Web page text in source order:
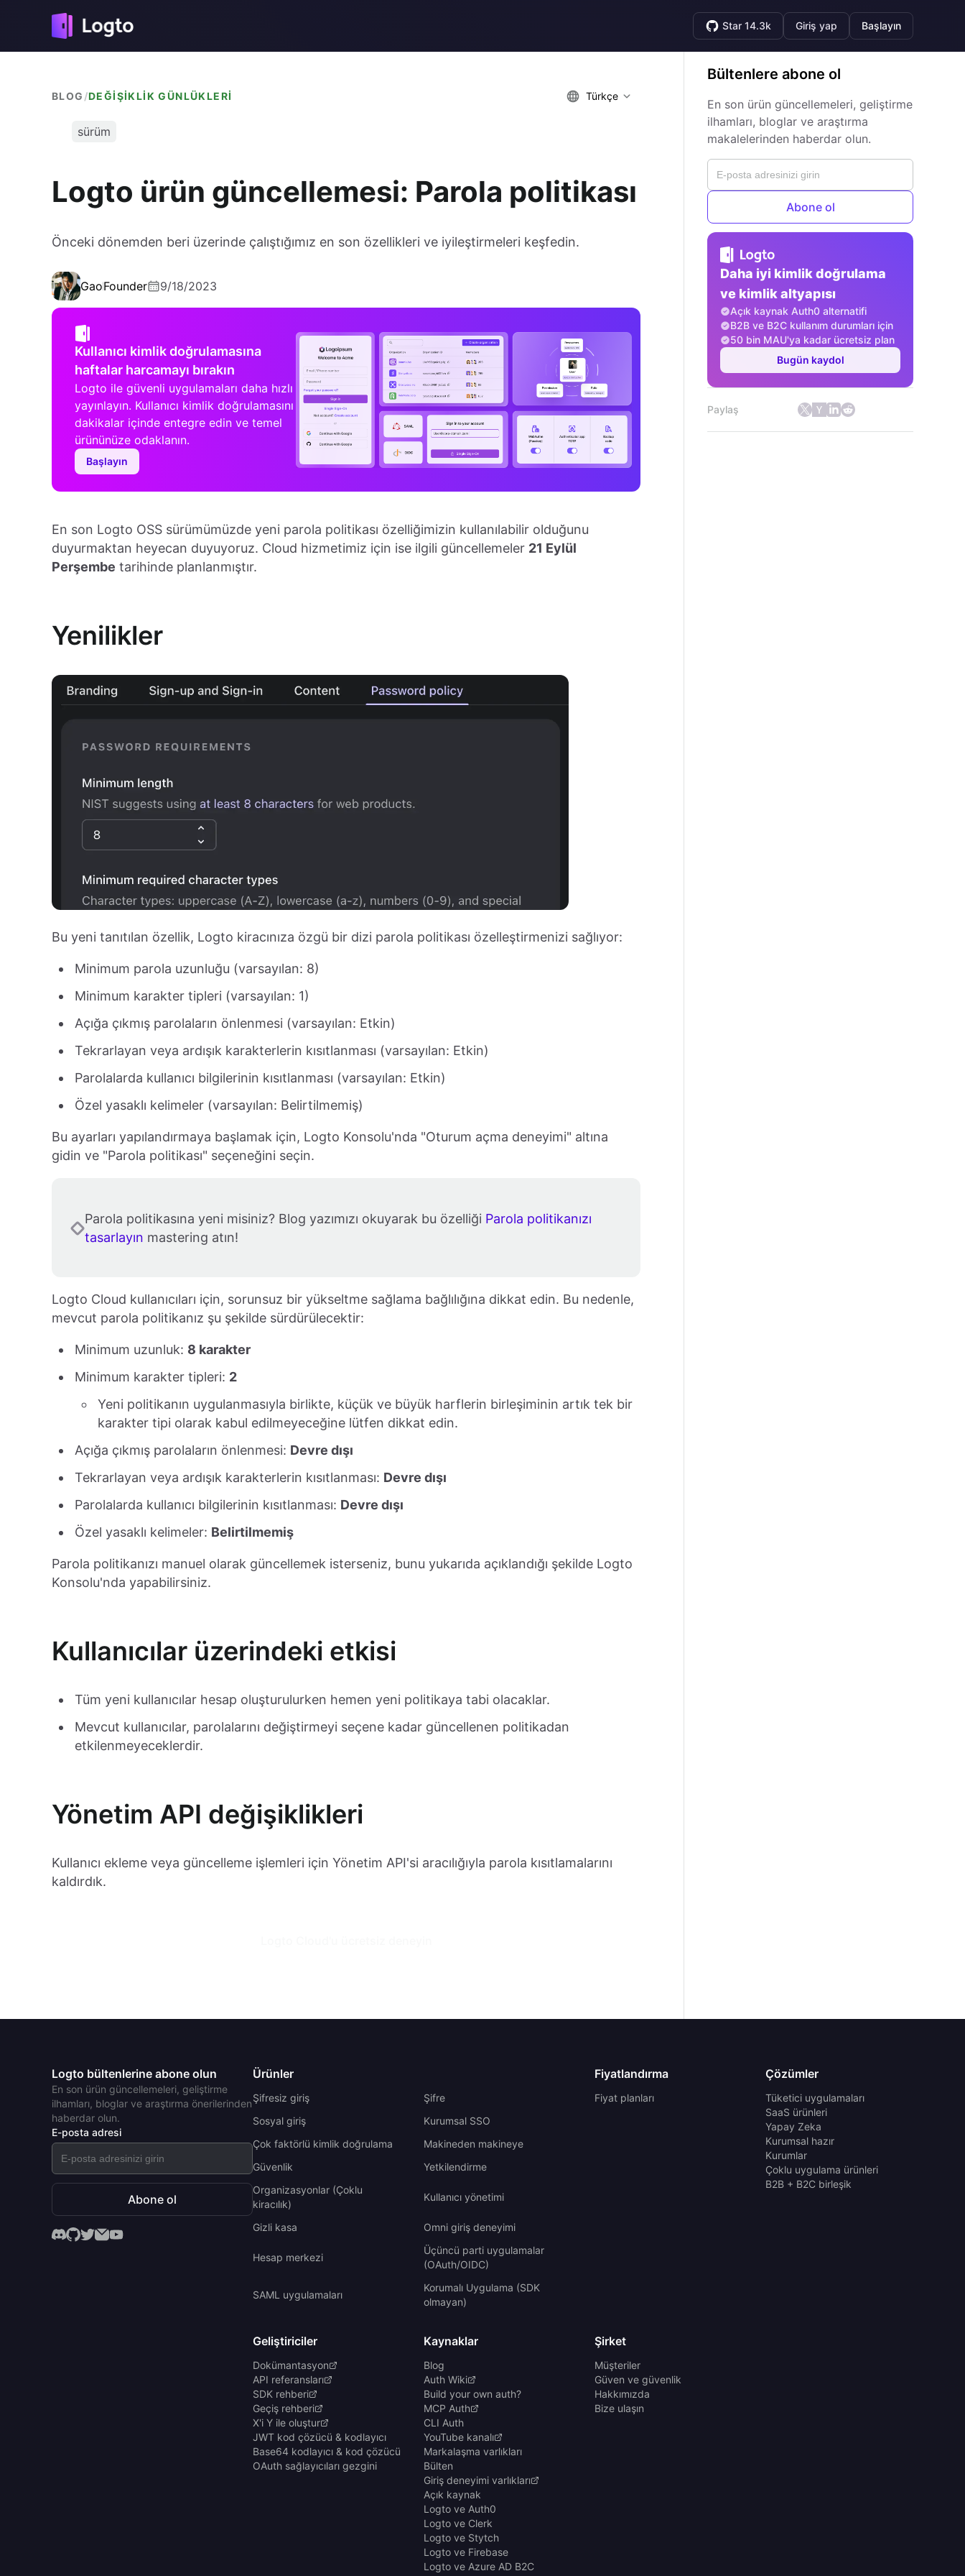
Star 14.3k Giriş yap Başlayın
BLOG /DEĞIŞIKLIK GÜNLÜKLERI Türkçe
sürüm
Logto ürün güncellemesi: Parola politikası
Önceki dönemden beri üzerinde çalıştığımız en son özellikleri ve iyileştirmeleri keşfedin.
GaoFounder 9/18/2023
Kullanıcı kimlik doğrulamasına
haftalar harcamayı bırakın
Logto ile güvenli uygulamaları daha hızlı
yayınlayın. Kullanıcı kimlik doğrulamasını
dakikalar içinde entegre edin ve temel
ürününüze odaklanın.
Başlayın
En son Logto OSS sürümümüzde yeni parola politikası özelliğimizin kullanılabilir olduğunu
duyurmaktan heyecan duyuyoruz. Cloud hizmetimiz için ise ilgili güncellemeler 21 Eylül
Perşembe tarihinde planlanmıştır.
Yenilikler
Bu yeni tanıtılan özellik, Logto kiracınıza özgü bir dizi parola politikası özelleştirmenizi sağlıyor:
Minimum parola uzunluğu (varsayılan: 8)
Minimum karakter tipleri (varsayılan: 1)
Açığa çıkmış parolaların önlenmesi (varsayılan: Etkin)
Tekrarlayan veya ardışık karakterlerin kısıtlanması (varsayılan: Etkin)
Parolalarda kullanıcı bilgilerinin kısıtlanması (varsayılan: Etkin)
Özel yasaklı kelimeler (varsayılan: Belirtilmemiş)
Bu ayarları yapılandırmaya başlamak için, Logto Konsolu'nda "Oturum açma deneyimi" altına
gidin ve "Parola politikası" seçeneğini seçin.
Parola politikasına yeni misiniz? Blog yazımızı okuyarak bu özelliği Parola politikanızı
tasarlayın mastering atın!
Logto Cloud kullanıcıları için, sorunsuz bir yükseltme sağlama bağlılığına dikkat edin. Bu nedenle,
mevcut parola politikanız şu şekilde sürdürülecektir:
Minimum uzunluk: 8 karakter
Minimum karakter tipleri: 2
Yeni politikanın uygulanmasıyla birlikte, küçük ve büyük harflerin birleşiminin artık tek bir
karakter tipi olarak kabul edilmeyeceğine lütfen dikkat edin.
Açığa çıkmış parolaların önlenmesi: Devre dışı
Tekrarlayan veya ardışık karakterlerin kısıtlanması: Devre dışı
Parolalarda kullanıcı bilgilerinin kısıtlanması: Devre dışı
Özel yasaklı kelimeler: Belirtilmemiş
Parola politikanızı manuel olarak güncellemek isterseniz, bunu yukarıda açıklandığı şekilde Logto
Konsolu'nda yapabilirsiniz.
Kullanıcılar üzerindeki etkisi
Tüm yeni kullanıcılar hesap oluşturulurken hemen yeni politikaya tabi olacaklar.
Mevcut kullanıcılar, parolalarını değiştirmeyi seçene kadar güncellenen politikadan
etkilenmeyeceklerdir.
Yönetim API değişiklikleri
Kullanıcı ekleme veya güncelleme işlemleri için Yönetim API'si aracılığıyla parola kısıtlamalarını
kaldırdık.
Bültenlere abone ol
En son ürün güncellemeleri, geliştirme
ilhamları, bloglar ve araştırma
makalelerinden haberdar olun.
Abone ol
Daha iyi kimlik doğrulama
ve kimlik altyapısı
Açık kaynak Auth0 alternatifi
B2B ve B2C kullanım durumları için
50 bin MAU'ya kadar ücretsiz plan
Bugün kaydol
Paylaş
Logto bültenlerine abone olun
En son ürün güncellemeleri, geliştirme
ilhamları, bloglar ve araştırma önerilerinden
haberdar olun.
E-posta adresi
Abone ol
Ürünler
Şifresiz giriş
Şifre
Sosyal giriş
Kurumsal SSO
Çok faktörlü kimlik doğrulama
Makineden makineye
Güvenlik
Yetkilendirme
Organizasyonlar (Çoklu
kiracılık)
Kullanıcı yönetimi
Gizli kasa Omni giriş deneyimi
Hesap merkezi
Üçüncü parti uygulamalar
(OAuth/OIDC)
SAML uygulamaları
Korumalı Uygulama (SDK
olmayan)
Fiyatlandırma
Fiyat planları
Çözümler
Tüketici uygulamaları
SaaS ürünleri
Yapay Zeka
Kurumsal hazır
Kurumlar
Çoklu uygulama ürünleri
B2B + B2C birleşik
Geliştiriciler
Dokümantasyon
API referansları
SDK rehberi
Geçiş rehberi
X'i Y ile oluştur
JWT kod çözücü & kodlayıcı
Base64 kodlayıcı & kod çözücü
OAuth sağlayıcıları gezgini
Kaynaklar
Blog
Auth Wiki
Build your own auth?
MCP Auth
CLI Auth
YouTube kanalı
Markalaşma varlıkları
Bülten
Giriş deneyimi varlıkları
Açık kaynak
Logto ve Auth0
Logto ve Clerk
Logto ve Stytch
Logto ve Firebase
Logto ve Azure AD B2C
Şirket
Müşteriler
Güven ve güvenlik
Hakkımızda
Bize ulaşın